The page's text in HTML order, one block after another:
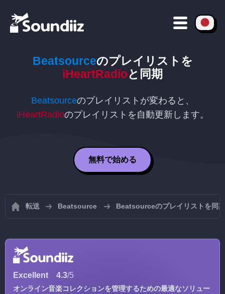
Beatsourceのプレイリストを
iHeartRadioと同期
Beatsourceのプレイリストが変わると、
iHeartRadioのプレイリストを自動更新します。
無料で始める
転送 Beatsource Beatsourceのプレイリストを同
Excellent 4.3/5
オンライン音楽コレクションを管理するための最適なソリュー